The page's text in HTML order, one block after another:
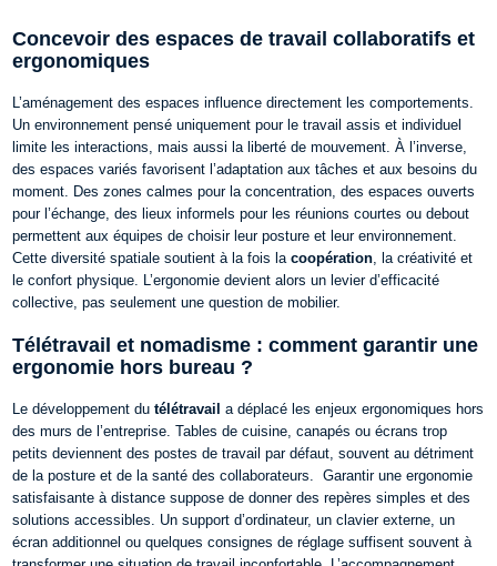
Concevoir des espaces de travail collaboratifs et
ergonomiques
L’aménagement des espaces influence directement les comportements.
Un environnement pensé uniquement pour le travail assis et individuel
limite les interactions, mais aussi la liberté de mouvement. À l’inverse,
des espaces variés favorisent l’adaptation aux tâches et aux besoins du
moment. Des zones calmes pour la concentration, des espaces ouverts
pour l’échange, des lieux informels pour les réunions courtes ou debout
permettent aux équipes de choisir leur posture et leur environnement.
Cette diversité spatiale soutient à la fois lacoopération, la créativité et
le confort physique. L’ergonomie devient alors un levier d’efficacité
collective, pas seulement une question de mobilier.
Télétravail et nomadisme : comment garantir une
ergonomie hors bureau ?
Le développement dutélétravail a déplacé les enjeux ergonomiques hors
des murs de l’entreprise. Tables de cuisine, canapés ou écrans trop
petits deviennent des postes de travail par défaut, souvent au détriment
de la posture et de la santé des collaborateurs.
Garantir une ergonomie
satisfaisante à distance suppose de donner des repères simples et des
solutions accessibles. Un support d’ordinateur, un clavier externe, un
écran additionnel ou quelques consignes de réglage suffisent souvent à